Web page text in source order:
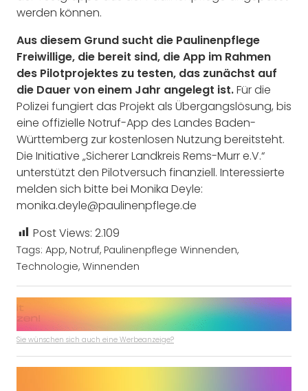
werden können.
Aus diesem Grund sucht die Paulinenpflege
Freiwillige, die bereit sind, die App im Rahmen
des Pilotprojektes zu testen, das zunächst auf
die Dauer von einem Jahr angelegt ist.Für die
Polizei fungiert das Projekt als Übergangslösung, bis
eine offizielle Notruf-App des Landes Baden-
Württemberg zur kostenlosen Nutzung bereitsteht.
Die Initiative „Sicherer Landkreis Rems-Murr e.V.“
unterstützt den Pilotversuch finanziell. Interessierte
melden sich bitte bei Monika Deyle:
monika.deyle@paulinenpflege.de
Post Views: 2.109
Tags: App, Notruf, Paulinenpflege Winnenden,
Technologie, Winnenden
Sie wünschen sich auch eine Werbeanzeige?